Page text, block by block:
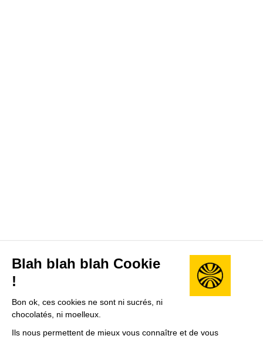
Blah blah blah Cookie
!
Bon ok, ces cookies ne sont ni sucrés, ni
chocolatés, ni moelleux.
Ils nous permettent de mieux vous connaître et de vous